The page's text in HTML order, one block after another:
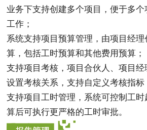
业务下支持创建多个项目，便于多
工作；
系统支持项目预算管理，由项目经
算，包括工时预算和其他费用预算；
支持项目考核，项目合伙人、项目
设置考核关系，支持自定义考核指标
支持项目工时管理，系统可控制工
算后可执行更严格的工时审批。